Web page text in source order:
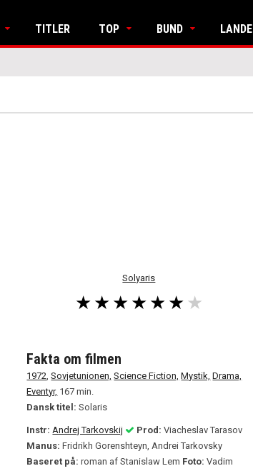
TITLER TOP BUND LANDE
Solyaris
Fakta om filmen
1972,Sovjetunionen, Science Fiction, Mystik, Drama,
Eventyr, 167 min.
Dansk titel:Solaris
Instr: Andrej Tarkovskij Prod: Viacheslav Tarasov
Manus: Fridrikh Gorenshteyn, Andrei Tarkovsky
Baseret på: roman af Stanislaw Lem Foto: Vadim